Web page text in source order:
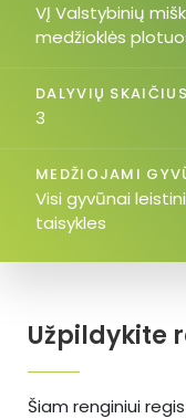
Užpildykite
Šiam renginiui
VĮ Valstybinių
medžioklės
DALYVIŲ SKAIČIUS
3
MEDŽIOJAMI
Visi gyvūnai
taisykles